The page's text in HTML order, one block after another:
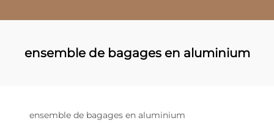
ensemble de bagages en aluminium
ensemble de bagages en aluminium